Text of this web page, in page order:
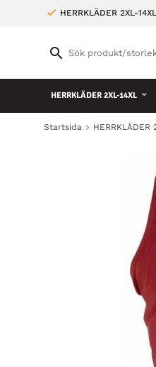
HERRKLÄDER 2XL-14XL
HERRKLÄDER 2XL-14XL
Startsida HERRKLÄDER